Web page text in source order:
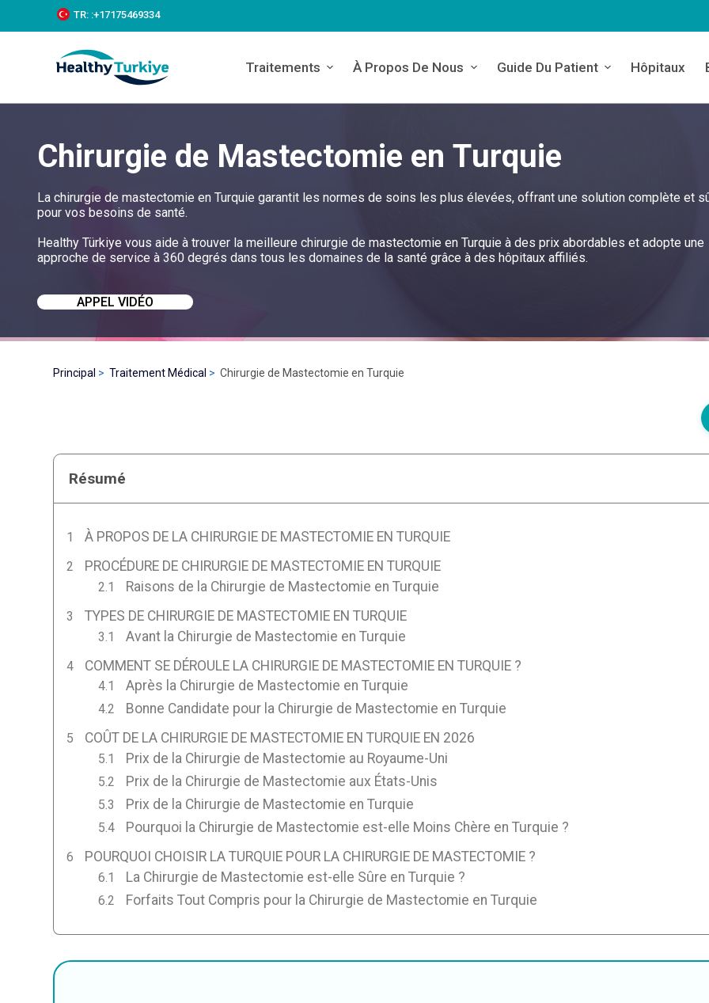
k
c
TR: :+‪17175469334‬
Traitements À Propos De Nous Guide Du Patient Hôpitaux
Chirurgie de Mastectomie en Turquie
La chirurgie de mastectomie en Turquie garantit les normes de soins les plus élevées, offrant une solution complète et
pour vos besoins de santé.
Healthy Türkiye vous aide à trouver la meilleure chirurgie de mastectomie en Turquie à des prix abordables et adopte une
approche de service à 360 degrés dans tous les domaines de la santé grâce à des hôpitaux affiliés.
APPEL VIDÉO
Principal Traitement Médical Chirurgie de Mastectomie en Turquie
Résumé
À PROPOS DE LA CHIRURGIE DE MASTECTOMIE EN TURQUIE
PROCÉDURE DE CHIRURGIE DE MASTECTOMIE EN TURQUIE
Raisons de la Chirurgie de Mastectomie en Turquie
TYPES DE CHIRURGIE DE MASTECTOMIE EN TURQUIE
Avant la Chirurgie de Mastectomie en Turquie
COMMENT SE DÉROULE LA CHIRURGIE DE MASTECTOMIE EN TURQUIE ?
Après la Chirurgie de Mastectomie en Turquie
Bonne Candidate pour la Chirurgie de Mastectomie en Turquie
COÛT DE LA CHIRURGIE DE MASTECTOMIE EN TURQUIE EN 2026
Prix de la Chirurgie de Mastectomie au Royaume-Uni
Prix de la Chirurgie de Mastectomie aux États-Unis
Prix de la Chirurgie de Mastectomie en Turquie
Pourquoi la Chirurgie de Mastectomie est-elle Moins Chère en Turquie ?
POURQUOI CHOISIR LA TURQUIE POUR LA CHIRURGIE DE MASTECTOMIE ?
La Chirurgie de Mastectomie est-elle Sûre en Turquie ?
Forfaits Tout Compris pour la Chirurgie de Mastectomie en Turquie